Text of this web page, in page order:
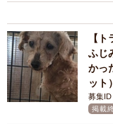
【
ふじ
かっ
ット
募集ID
掲載